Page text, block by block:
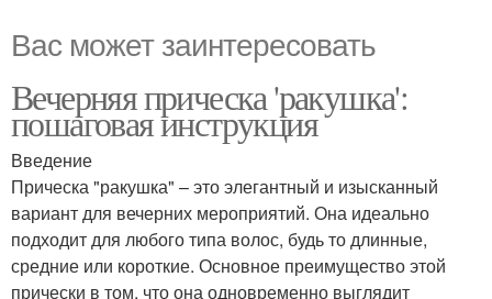
Вас может заинтересовать
Вечерняя прическа 'ракушка':
пошаговая инструкция
Введение
Прическа "ракушка" – это элегантный и изысканный
вариант для вечерних мероприятий. Она идеально
подходит для любого типа волос, будь то длинные,
средние или короткие. Основное преимущество этой
прически в том, что она одновременно выглядит